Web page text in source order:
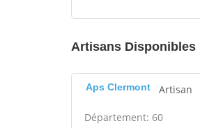
Artisans Disponibles
Aps Clermont Artisan
Département: 60